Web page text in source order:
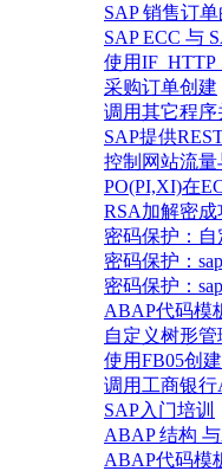
SAP 销售订
SAP ECC 与
使用
采购订单创建
调用其它程
SAP提供
控制网站流量
PO(PI,XI)在
RSA加解密成
密码保护：
密码保护：
密码保护：
ABAP代码模
自定义树形管
使用FB05创
调用工商银行
SAP入门培训
ABAP 结构
ABAP代码模